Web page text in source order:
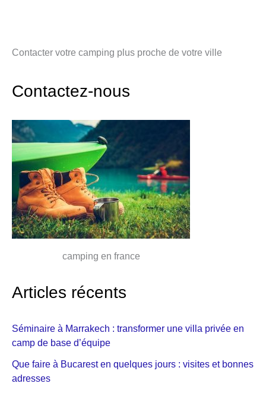
Contacter votre camping plus proche de votre ville
Contactez-nous
camping en france
Articles récents
Séminaire à Marrakech : transformer une villa privée en
camp de base d’équipe
Que faire à Bucarest en quelques jours : visites et bonnes
adresses